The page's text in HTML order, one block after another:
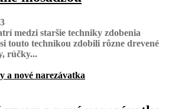
medzi staršie techniky zdobenia
touto technikou zdobili rôzne drevené
rúčky...